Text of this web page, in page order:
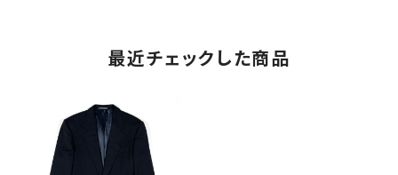
最近チェックした商品